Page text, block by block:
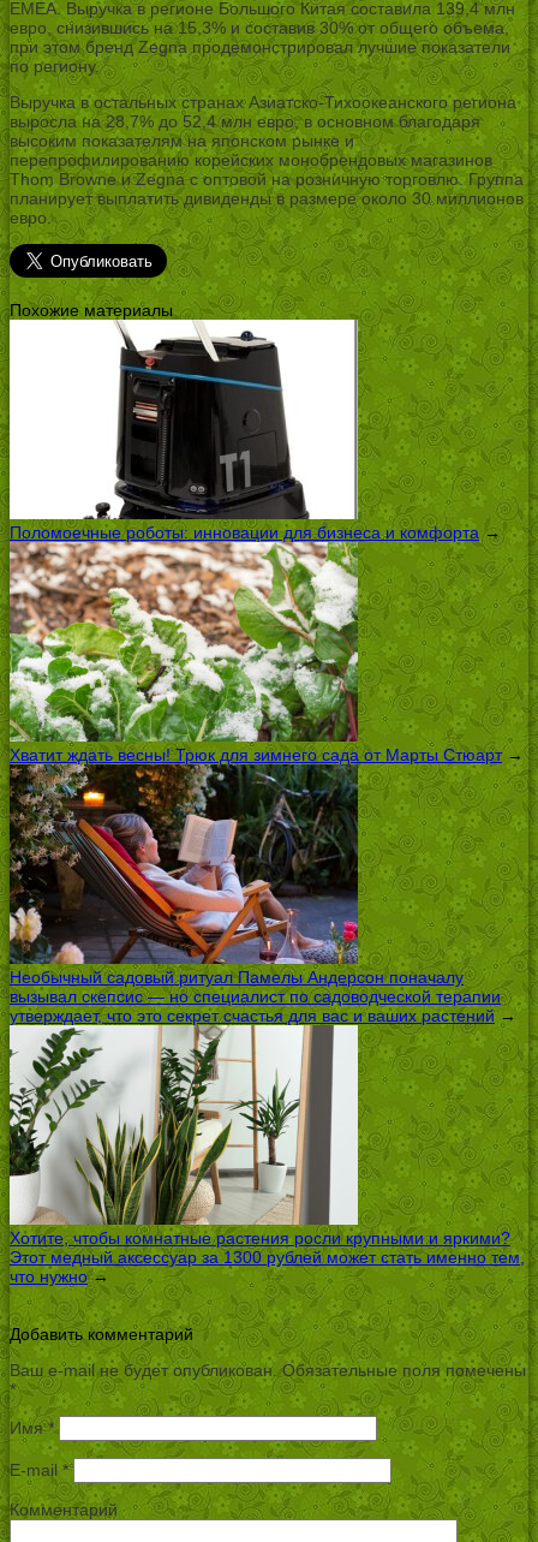
EMEA. Выручка в регионе Большого Китая составила 139,4 млн
евро, снизившись на 15,3% и составив 30% от общего объема,
при этом бренд Zegna продемонстрировал лучшие показатели
по региону.
Выручка в остальных странах Азиатско-Тихоокеанского региона
выросла на 28,7% до 52,4 млн евро, в основном благодаря
высоким показателям на японском рынке и
перепрофилированию корейских монобрендовых магазинов
Thom Browne и Zegna с оптовой на розничную торговлю. Группа
планирует выплатить дивиденды в размере около 30 миллионов
евро.
Похожие материалы
Поломоечные роботы: инновации для бизнеса и комфорта →
Хватит ждать весны! Трюк для зимнего сада от Марты Стюарт→
Необычный садовый ритуал Памелы Андерсон поначалу
вызывал скепсис — но специалист по садоводческой терапии
утверждает, что это секрет счастья для вас и ваших растений→
Хотите, чтобы комнатные растения росли крупными и яркими?
Этот медный аксессуар за 1300 рублей может стать именно тем,
что нужно→
Добавить комментарий
Ваш e-mail не будет опубликован. Обязательные поля помечены
*
Имя*
E-mail *
Комментарий